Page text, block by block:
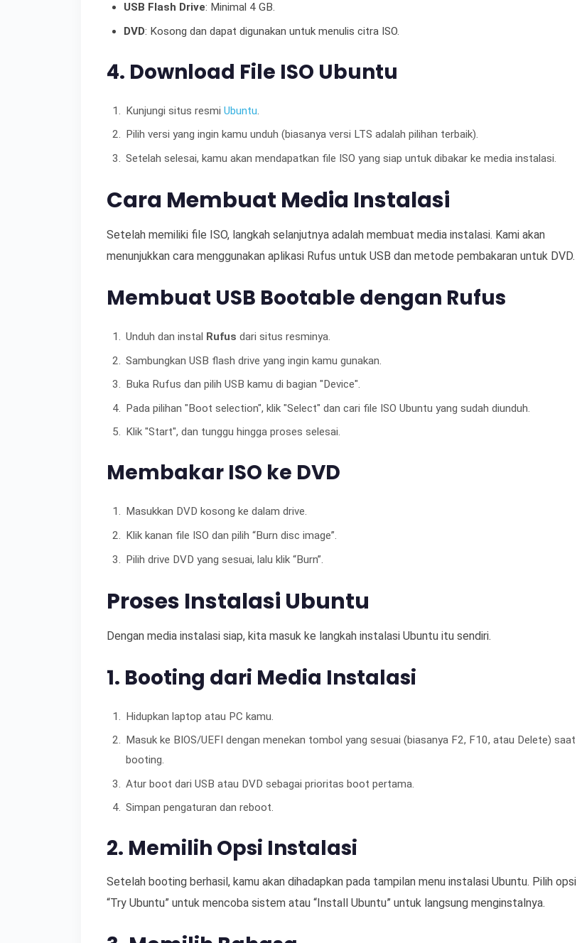
USB Flash Drive: Minimal 4 GB.
DVD: Kosong dan dapat digunakan untuk menulis citra ISO.
4. Download File ISO Ubuntu
Kunjungi situs resmi Ubuntu.
Pilih versi yang ingin kamu unduh (biasanya versi LTS adalah pilihan terbaik).
Setelah selesai, kamu akan mendapatkan file ISO yang siap untuk dibakar ke media instalasi.
Cara Membuat Media Instalasi
Setelah memiliki file ISO, langkah selanjutnya adalah membuat media instalasi. Kami akan
menunjukkan cara menggunakan aplikasi Rufus untuk USB dan metode pembakaran untuk DVD.
Membuat USB Bootable dengan Rufus
Unduh dan instal Rufus dari situs resminya.
Sambungkan USB flash drive yang ingin kamu gunakan.
Buka Rufus dan pilih USB kamu di bagian "Device".
Pada pilihan "Boot selection", klik "Select" dan cari file ISO Ubuntu yang sudah diunduh.
Klik "Start", dan tunggu hingga proses selesai.
Membakar ISO ke DVD
Masukkan DVD kosong ke dalam drive.
Klik kanan file ISO dan pilih “Burn disc image”.
Pilih drive DVD yang sesuai, lalu klik “Burn”.
Proses Instalasi Ubuntu
Dengan media instalasi siap, kita masuk ke langkah instalasi Ubuntu itu sendiri.
1. Booting dari Media Instalasi
Hidupkan laptop atau PC kamu.
Masuk ke BIOS/UEFI dengan menekan tombol yang sesuai (biasanya F2, F10, atau Delete) saat
booting.
Atur boot dari USB atau DVD sebagai prioritas boot pertama.
Simpan pengaturan dan reboot.
2. Memilih Opsi Instalasi
Setelah booting berhasil, kamu akan dihadapkan pada tampilan menu instalasi Ubuntu. Pilih opsi
“Try Ubuntu” untuk mencoba sistem atau “Install Ubuntu” untuk langsung menginstalnya.